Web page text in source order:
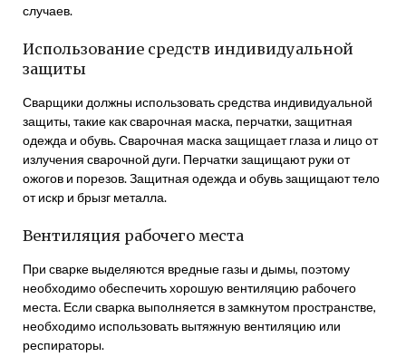
случаев.
Использование средств индивидуальной
защиты
Сварщики должны использовать средства индивидуальной
защиты, такие как сварочная маска, перчатки, защитная
одежда и обувь. Сварочная маска защищает глаза и лицо от
излучения сварочной дуги. Перчатки защищают руки от
ожогов и порезов. Защитная одежда и обувь защищают тело
от искр и брызг металла.
Вентиляция рабочего места
При сварке выделяются вредные газы и дымы, поэтому
необходимо обеспечить хорошую вентиляцию рабочего
места. Если сварка выполняется в замкнутом пространстве,
необходимо использовать вытяжную вентиляцию или
респираторы.